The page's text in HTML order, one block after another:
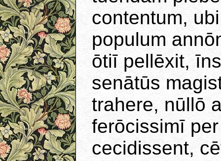
contentum,
populum
ōtiī pellēxit,
senātūs
trahere, nūllō
ferōcissimī
cecidissent,